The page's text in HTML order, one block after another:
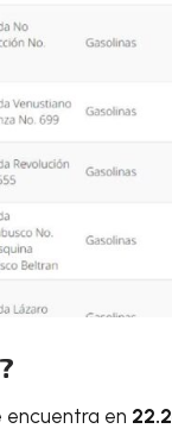
encuentra en